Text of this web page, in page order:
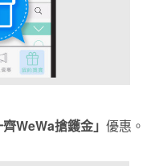
齊WeWa搶鑊金」 優惠。